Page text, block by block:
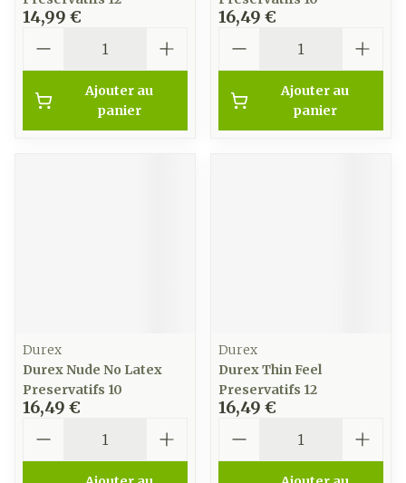
14,99 €
Ajouter au
panier
16,49 €
Ajouter au
panier
Durex
Durex Nude No Latex
Preservatifs 10
16,49 €
Durex
Durex Thin Feel
Preservatifs 12
16,49 €